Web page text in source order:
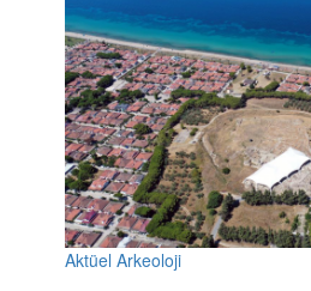
Aktüel Arkeoloji